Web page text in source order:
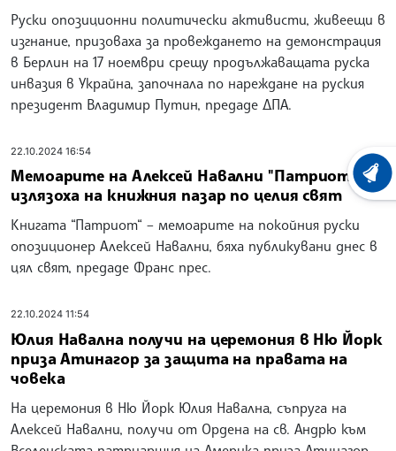
Руски опозиционни политически активисти, живеещи в
изгнание, призоваха за провеждането на демонстрация
в Берлин на 17 ноември срещу продължаващата руска
инвазия в Украйна, започнала по нареждане на руския
президент Владимир Путин, предаде ДПА.
22.10.2024 16:54
Мемоарите на Алексей Навални "Патриот"
излязоха на книжния пазар по целия свят
Книгата “Патриот“ – мемоарите на покойния руски
опозиционер Алексей Навални, бяха публикувани днес в
цял свят, предаде Франс прес.
22.10.2024 11:54
Юлия Навална получи на церемония в Ню Йорк
приза Атинагор за защита на правата на
човека
На церемония в Ню Йорк Юлия Навална, съпруга на
Алексей Навални, получи от Ордена на св. Андрю към